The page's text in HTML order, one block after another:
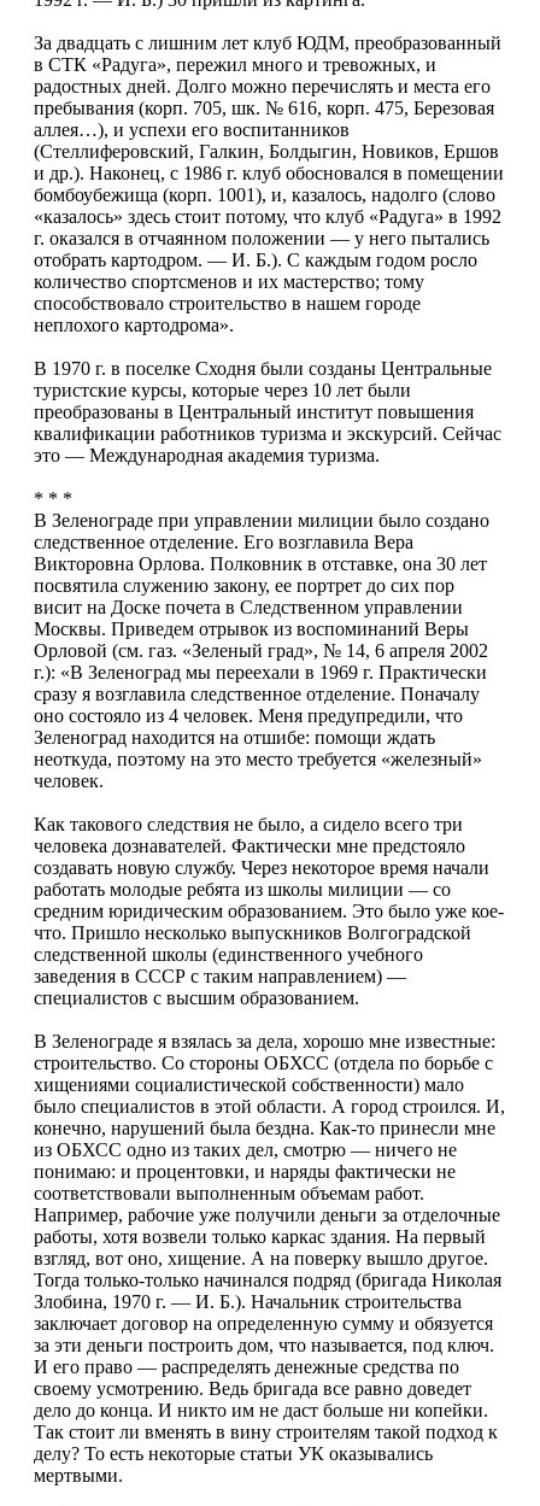
За двадцать с лишним лет клуб ЮДМ, преобразованный
в СТК «Радуга», пережил много и тревожных, и
радостных дней. Долго можно перечислять и места его
пребывания (корп. 705, шк. № 616, корп. 475, Березовая
аллея…), и успехи его воспитанников
(Стеллиферовский, Галкин, Болдыгин, Новиков, Ершов
и др.). Наконец, с 1986 г. клуб обосновался в помещении
бомбоубежища (корп. 1001), и, казалось, надолго (слово
«казалось» здесь стоит потому, что клуб «Радуга» в 1992
г. оказался в отчаянном положении — у него пытались
отобрать картодром. — И. Б.). С каждым годом росло
количество спортсменов и их мастерство; тому
способствовало строительство в нашем городе
неплохого картодрома».
В 1970 г. в поселке Сходня были созданы Центральные
туристские курсы, которые через 10 лет были
преобразованы в Центральный институт повышения
квалификации работников туризма и экскурсий. Сейчас
это — Международная академия туризма.
* * *
В Зеленограде при управлении милиции было создано
следственное отделение. Его возглавила Вера
Викторовна Орлова. Полковник в отставке, она 30 лет
посвятила служению закону, ее портрет до сих пор
висит на Доске почета в Следственном управлении
Москвы. Приведем отрывок из воспоминаний Веры
Орловой (см. газ. «Зеленый град», № 14, 6 апреля 2002
г.): «В Зеленоград мы переехали в 1969 г. Практически
сразу я возглавила следственное отделение. Поначалу
оно состояло из 4 человек. Меня предупредили, что
Зеленоград находится на отшибе: помощи ждать
неоткуда, поэтому на это место требуется «железный»
человек.
Как такового следствия не было, а сидело всего три
человека дознавателей. Фактически мне предстояло
создавать новую службу. Через некоторое время начали
работать молодые ребята из школы милиции — со
средним юридическим образованием. Это было уже кое-
что. Пришло несколько выпускников Волгоградской
следственной школы (единственного учебного
заведения в СССР с таким направлением) —
специалистов с высшим образованием.
В Зеленограде я взялась за дела, хорошо мне известные:
строительство. Со стороны ОБХСС (отдела по борьбе с
хищениями социалистической собственности) мало
было специалистов в этой области. А город строился. И,
конечно, нарушений была бездна. Как-то принесли мне
из ОБХСС одно из таких дел, смотрю — ничего не
понимаю: и процентовки, и наряды фактически не
соответствовали выполненным объемам работ.
Например, рабочие уже получили деньги за отделочные
работы, хотя возвели только каркас здания. На первый
взгляд, вот оно, хищение. А на поверку вышло другое.
Тогда только-только начинался подряд (бригада Николая
Злобина, 1970 г. — И. Б.). Начальник строительства
заключает договор на определенную сумму и обязуется
за эти деньги построить дом, что называется, под ключ.
И его право — распределять денежные средства по
своему усмотрению. Ведь бригада все равно доведет
дело до конца. И никто им не даст больше ни копейки.
Так стоит ли вменять в вину строителям такой подход к
делу? То есть некоторые статьи УК оказывались
мертвыми.